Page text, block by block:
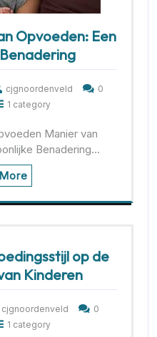
Opvoeden: Een
cjgnoordenveld
0
1 category
Manier van
Benadering…
op de
Kinderen
cjgnoordenveld
0
1 category